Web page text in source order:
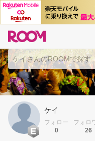
ケイ
フォロー
0
フォロ
26